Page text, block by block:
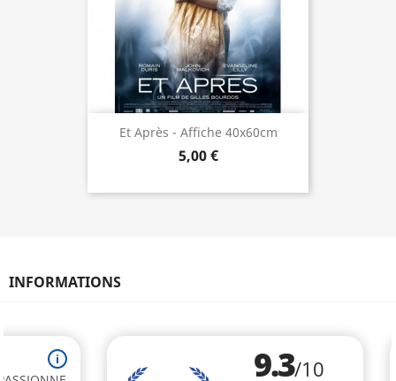
Et Après - Affiche 40x60cm
5,00 €
INFORMATIONS